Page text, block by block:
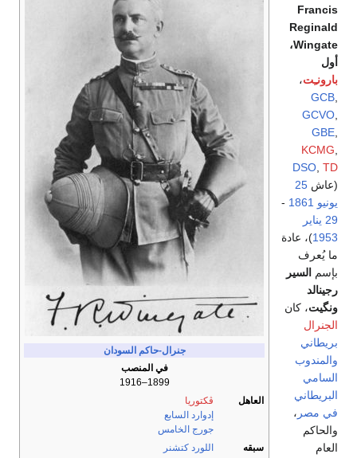
جنرال-حاكم السودان
في المنصب
1899–1916
العاهل
ڤكتوريا
إدوارد السابع
جورج الخامس
سبقه
اللورد كتشنر
Francis
Reginald
Wingate،
أول
بارونـِت،
GCB
GCVO
GBE
KCMG
DSO TD
(عاش 25
يونيو 1861
-
29 يناير
1953)، عادة
ما يُعرف
بإسم
السير
رجينالد
ونگيت، كان
الجنرال
بريطاني
والمندوب
السامي
البريطاني
في مصر ،
والحاكم
العام